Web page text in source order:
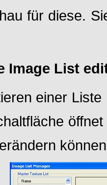
für diese.
Image List
einer